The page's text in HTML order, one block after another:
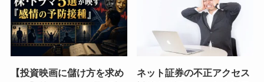
【投資映画に儲け方を求め
ネット証券の不正アクセス